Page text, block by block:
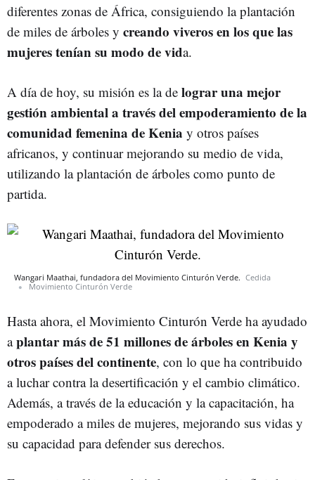
diferentes zonas de África, consiguiendo la plantación
de miles de árboles y creando viveros en los que las
mujeres tenían su modo de vida.
A día de hoy, su misión es la de lograr una mejor
gestión ambiental a través del empoderamiento de la
comunidad femenina de Kenia y otros países
africanos, y continuar mejorando su medio de vida,
utilizando la plantación de árboles como punto de
partida.
Wangari Maathai, fundadora del Movimiento Cinturón Verde. Cedida
Movimiento Cinturón Verde
Hasta ahora, el Movimiento Cinturón Verde ha ayudado
aplantar más de 51 millones de árboles en Kenia y
otros países del continente, con lo que ha contribuido
a luchar contra la desertificación y el cambio climático.
Además, a través de la educación y la capacitación, ha
empoderado a miles de mujeres, mejorando sus vidas y
su capacidad para defender sus derechos.